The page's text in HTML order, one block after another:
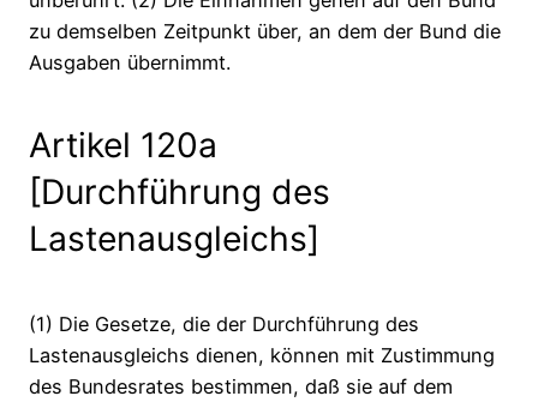
zu demselben Zeitpunkt über, an dem der Bund die
Ausgaben übernimmt.
Artikel 120a
[Durchführung des
Lastenausgleichs]
(1) Die Gesetze, die der Durchführung des
Lastenausgleichs dienen, können mit Zustimmung
des Bundesrates bestimmen, daß sie auf dem